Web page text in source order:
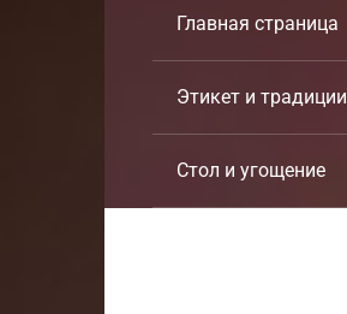
Главная страница
Этикет и традиции
Стол и угощение